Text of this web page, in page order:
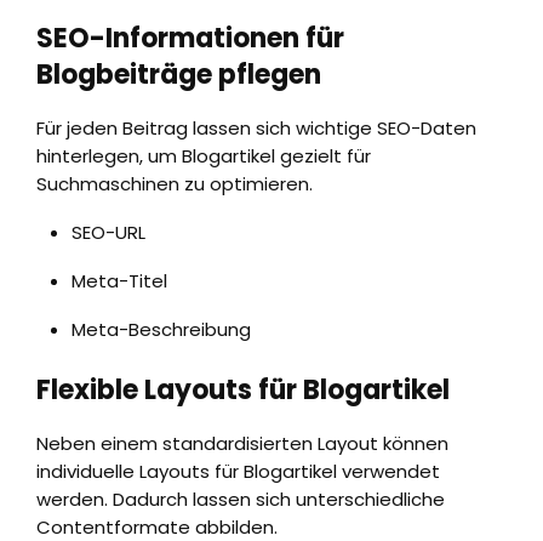
SEO-Informationen für
Blogbeiträge pflegen
Für jeden Beitrag lassen sich wichtige SEO-Daten
hinterlegen, um Blogartikel gezielt für
Suchmaschinen zu optimieren.
SEO-URL
Meta-Titel
Meta-Beschreibung
Flexible Layouts für Blogartikel
Neben einem standardisierten Layout können
individuelle Layouts für Blogartikel verwendet
werden. Dadurch lassen sich unterschiedliche
Contentformate abbilden.